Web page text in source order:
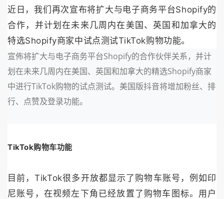
近日，我们再次宣布将扩大与电子商务平台Shopify的
合作，并计划在未来几周内在美国、英国和加拿大的
特选Shopify商家中试点测试TikTok购物功能。
宣佈将扩大与电子商务平台Shopify的合作伙伴关系，并计
划在未来几周内在美国、英国和加拿大的精选Shopify商家
中进行TikTok购物的试点测试。美国版抖音将增加粉丝、排
行、点赞及登录功能。
TikTok购物车功能
目前，TikTok很多开放都显示了购物车账号，例如印
尼账号，在视频左下角已经放置了购物车图标。用户